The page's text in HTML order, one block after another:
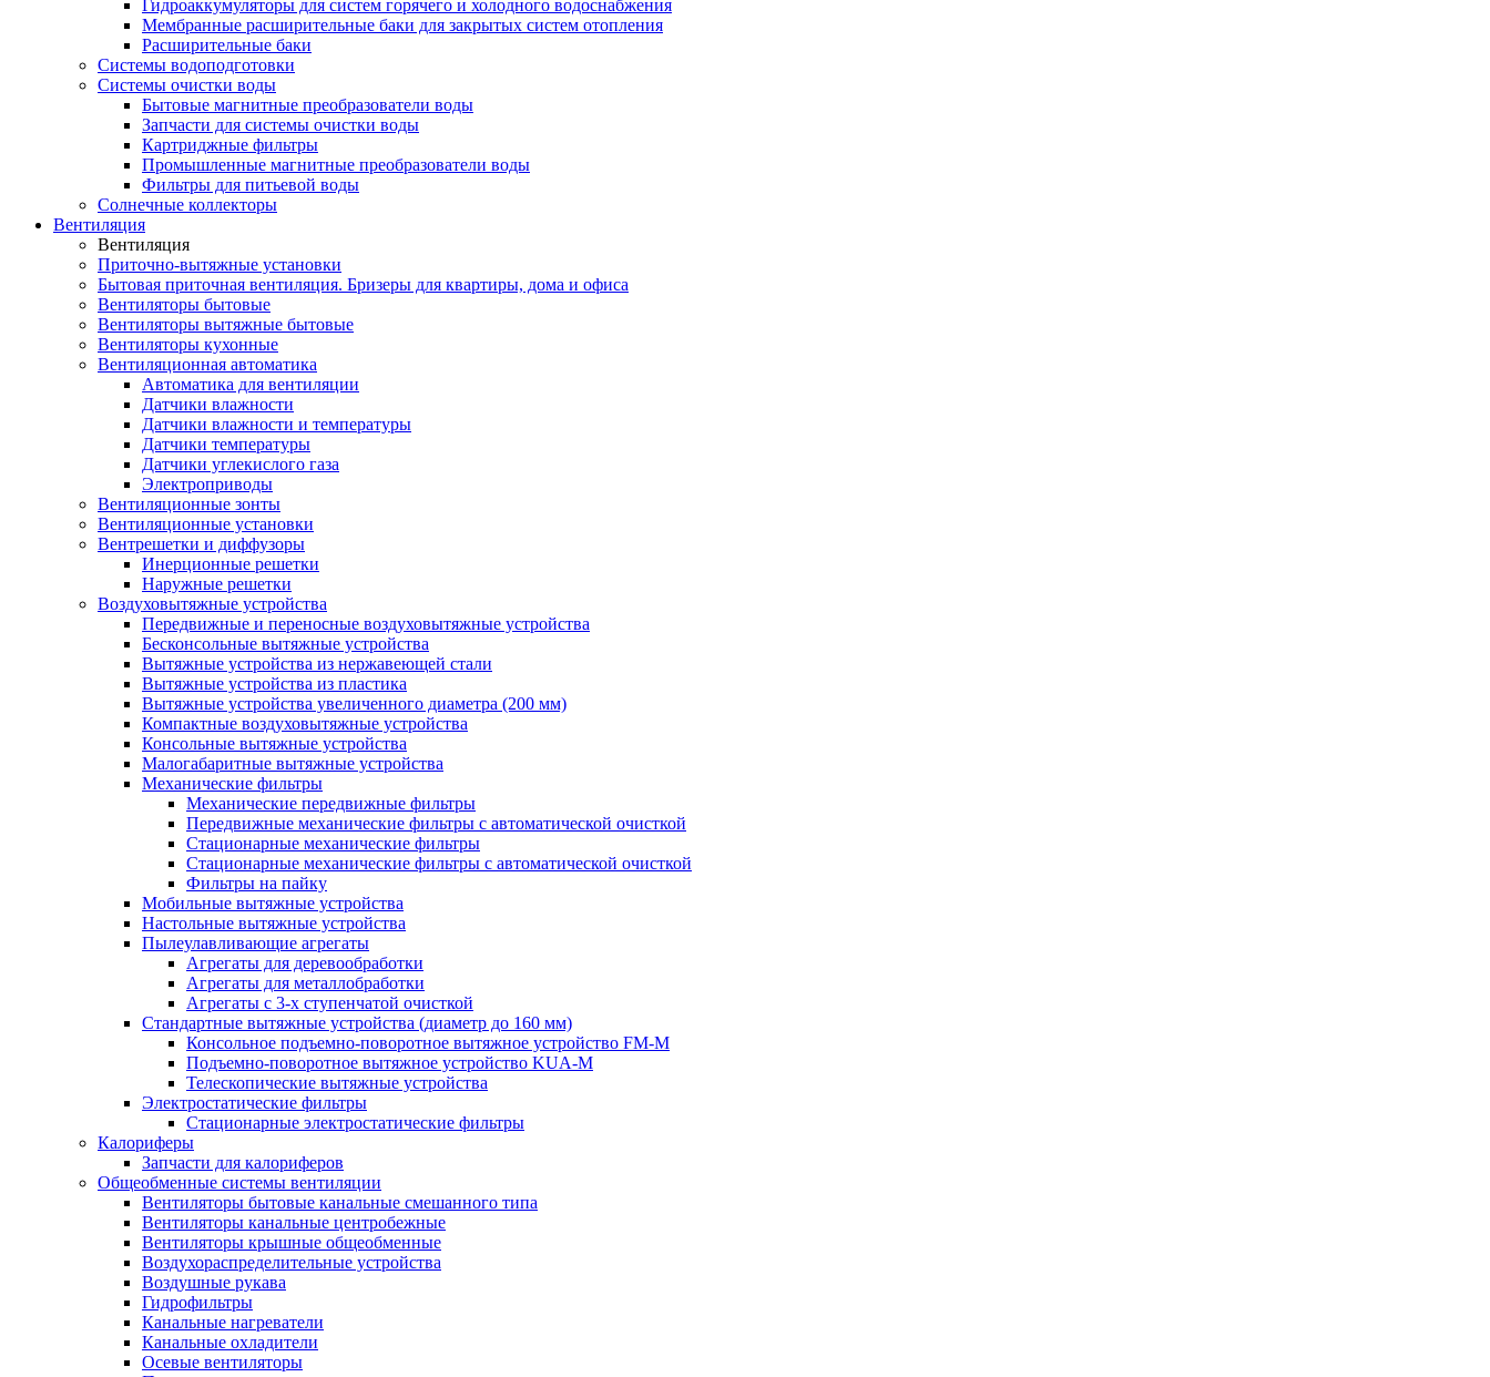
Гидроаккумуляторы для систем горячего и холодного водоснабжения
Мембранные расширительные баки для закрытых систем отопления
Расширительные баки
Системы водоподготовки
Системы очистки воды
Бытовые магнитные преобразователи воды
Запчасти для системы очистки воды
Картриджные фильтры
Промышленные магнитные преобразователи воды
Фильтры для питьевой воды
Солнечные коллекторы
Вентиляция
Вентиляция
Приточно-вытяжные установки
Бытовая приточная вентиляция. Бризеры для квартиры, дома и офиса
Вентиляторы бытовые
Вентиляторы вытяжные бытовые
Вентиляторы кухонные
Вентиляционная автоматика
Автоматика для вентиляции
Датчики влажности
Датчики влажности и температуры
Датчики температуры
Датчики углекислого газа
Электроприводы
Вентиляционные зонты
Вентиляционные установки
Вентрешетки и диффузоры
Инерционные решетки
Наружные решетки
Воздуховытяжные устройства
Передвижные и переносные воздуховытяжные устройства
Бесконсольные вытяжные устройства
Вытяжные устройства из нержавеющей стали
Вытяжные устройства из пластика
Вытяжные устройства увеличенного диаметра (200 мм)
Компактные воздуховытяжные устройства
Консольные вытяжные устройства
Малогабаритные вытяжные устройства
Механические фильтры
Механические передвижные фильтры
Передвижные механические фильтры с автоматической очисткой
Стационарные механические фильтры
Стационарные механические фильтры с автоматической очисткой
Фильтры на пайку
Мобильные вытяжные устройства
Настольные вытяжные устройства
Пылеулавливающие агрегаты
Агрегаты для деревообработки
Агрегаты для металлобработки
Агрегаты с 3-х ступенчатой очисткой
Стандартные вытяжные устройства (диаметр до 160 мм)
Консольное подъемно-поворотное вытяжное устройство FM-M
Подъемно-поворотное вытяжное устройство KUA-M
Телескопические вытяжные устройства
Электростатические фильтры
Стационарные электростатические фильтры
Калориферы
Запчасти для калориферов
Общеобменные системы вентиляции
Вентиляторы бытовые канальные смешанного типа
Вентиляторы канальные центробежные
Вентиляторы крышные общеобменные
Воздухораспределительные устройства
Воздушные рукава
Гидрофильтры
Канальные нагреватели
Канальные охладители
Осевые вентиляторы